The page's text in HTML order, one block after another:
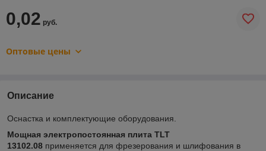
0,02 руб.
Оптовые цены
Описание
Оснастка и комплектующие оборудования.
Мощная электропостоянная плита TLT
13102.08 применяется для фрезерования и шлифования в